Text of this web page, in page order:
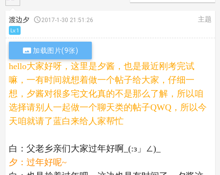
渡边夕 2017-1-30 21:51:26 主题
Lv.1
加载图片(9张)
hello大家好呀，这里是夕酱，也是最近刚考完试
嘛，一有时间就想着做一个帖子给大家，仔细一
想，夕酱对很多宅文化真的不是那么了解，所以咱
选择请别人一起做一个聊天类的帖子QWQ，所以今
天咱就请了蓝白来给人家帮忙
白：父老乡亲们大家过年好啊_(:з」∠)_
夕：过年好呢~